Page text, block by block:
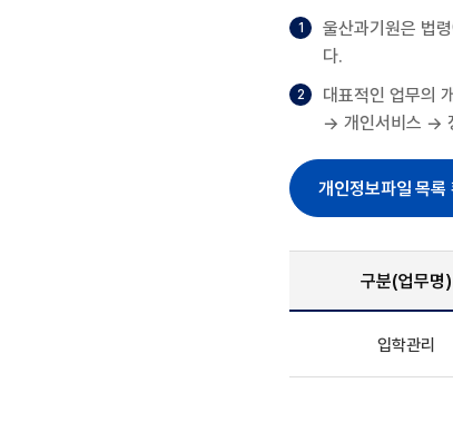
울산과기원은 법
다.
대표적인 업무의
→ 개인서비스 →
개인정보파일 목록
구분(업무명)
입학관리